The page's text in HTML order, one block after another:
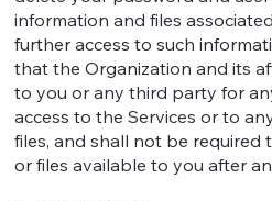
information and files
further access to such
that the Organization and its
to you or any third party for
access to the Services or to
files, and shall not be required
or files available to you after